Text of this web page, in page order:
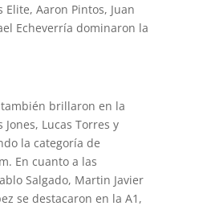
Elite, Aaron Pintos, Juan
Echeverría dominaron la
brillaron en la
Lucas Torres y
la categoría de
En cuanto a las
Salgado, Martin Javier
se destacaron en la A1,